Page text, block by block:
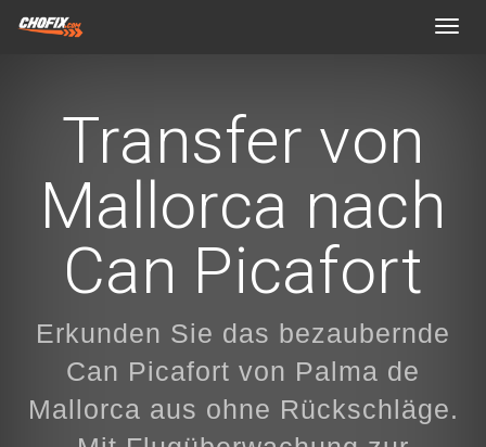
Transfer von
Mallorca nach
Can Picafort
Erkunden Sie das bezaubernde
Can Picafort von Palma de
Mallorca aus ohne Rückschläge.